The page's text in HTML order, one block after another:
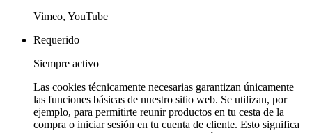
Vimeo, YouTube
Requerido
Siempre activo
Las cookies técnicamente necesarias garantizan únicamente
las funciones básicas de nuestro sitio web. Se utilizan, por
ejemplo, para permitirte reunir productos en tu cesta de la
compra o iniciar sesión en tu cuenta de cliente. Esto significa